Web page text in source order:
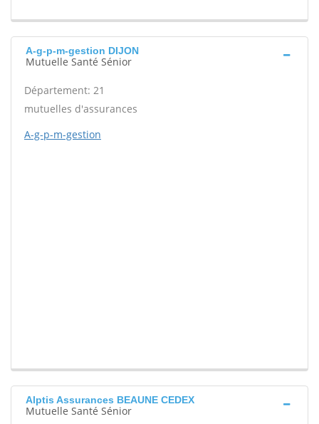
A-g-p-m-gestion DIJON
Mutuelle Santé Sénior
Département: 21
mutuelles d'assurances
A-g-p-m-gestion
Alptis Assurances BEAUNE CEDEX
Mutuelle Santé Sénior